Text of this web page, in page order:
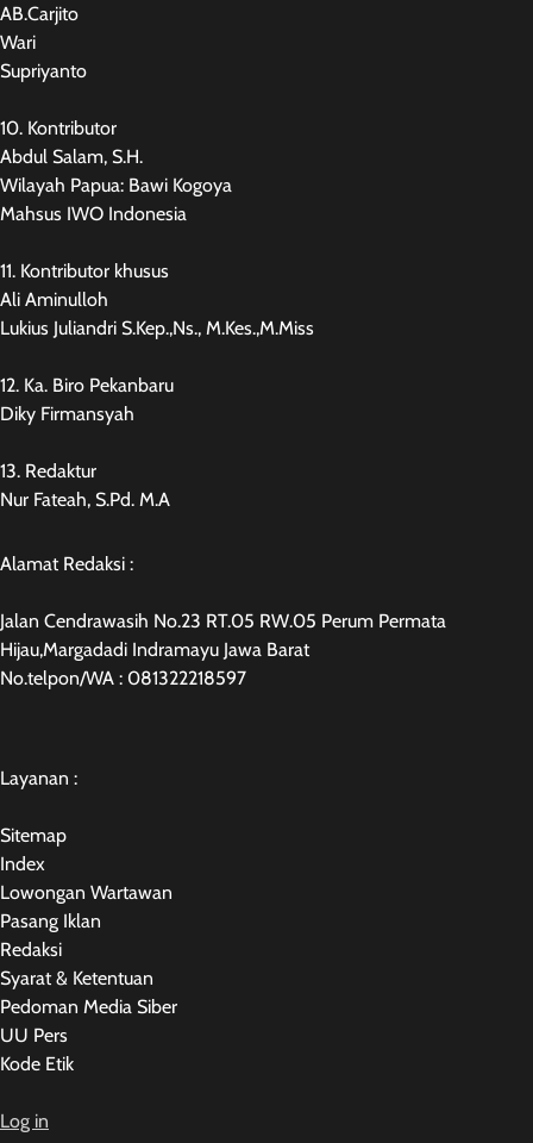
AB.Carjito
Wari
Supriyanto
10. Kontributor
Abdul Salam, S.H.
Wilayah Papua: Bawi Kogoya
Mahsus IWO Indonesia
11. Kontributor khusus
Ali Aminulloh
Lukius Juliandri S.Kep.,Ns., M.Kes.,M.Miss
12. Ka. Biro Pekanbaru
Diky Firmansyah
13. Redaktur
Nur Fateah, S.Pd. M.A
Alamat Redaksi :
Jalan Cendrawasih No.23 RT.05 RW.05 Perum Permata
Hijau,Margadadi Indramayu Jawa Barat
No.telpon/WA : 081322218597
Layanan :
Sitemap
Index
Lowongan Wartawan
Pasang Iklan
Redaksi
Syarat & Ketentuan
Pedoman Media Siber
UU Pers
Kode Etik
Log in